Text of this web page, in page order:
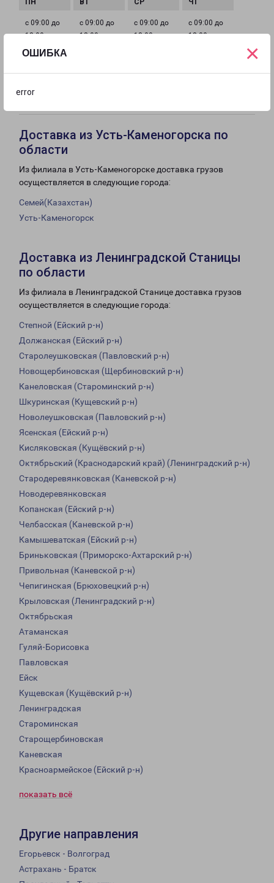
ОШИБКА
error
×
с 09:00 до
18:00
с 09:00 до
18:00
с 09:00 до
18:00
с 09:00 до
18:00
с 09:00 до
18:00
с 10:00 до
Выходной
Доставка из Усть-Каменогорска по
области
Из филиала в Усть-Каменогорске доставка грузов
осуществляется в следующие города:
Семей(Казахстан)
Усть-Каменогорск
Доставка из Ленинградской Станицы
по области
Из филиала в Ленинградской Станице доставка грузов
осуществляется в следующие города:
Степной (Ейский р-н)
Должанская (Ейский р-н)
Старолеушковская (Павловский р-н)
Новощербиновская (Щербиновский р-н)
Канеловская (Староминский р-н)
Шкуринская (Кущевский р-н)
Новолеушковская (Павловский р-н)
Ясенская (Ейский р-н)
Кисляковская (Кущёвский р-н)
Октябрьский (Краснодарский край) (Ленинградский р-н)
Стародеревянковская (Каневской р-н)
Новодеревянковская
Копанская (Ейский р-н)
Челбасская (Каневской р-н)
Камышеватская (Ейский р-н)
Бриньковская (Приморско-Ахтарский р-н)
Привольная (Каневской р-н)
Чепигинская (Брюховецкий р-н)
Крыловская (Ленинградский р-н)
Октябрьская
Атаманская
Гуляй-Борисовка
Павловская
Ейск
Кущевская (Кущёвский р-н)
Ленинградская
Староминская
Старощербиновская
Каневская
Красноармейское (Ейский р-н)
показать всё
Другие направления
Егорьевск - Волгоград
Астрахань - Братск